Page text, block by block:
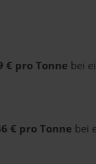
€ pro Tonne bei
€ pro Tonne bei